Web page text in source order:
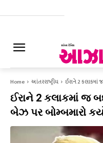
Home આંતરરાષ્ટ્રીય ઈરાને 2 કલાકમાં
ઈરાને 2 કલાકમાં જ
બેઝ પર બોમ્બમારો